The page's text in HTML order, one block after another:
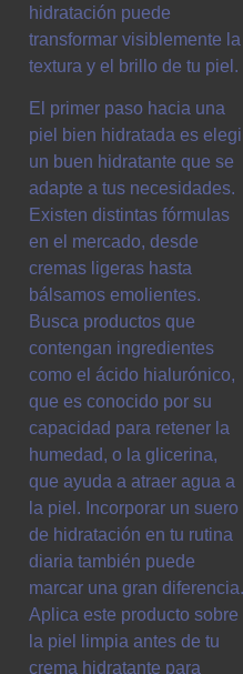
hidratación puede
transformar visiblemente la
textura y el brillo de tu piel.
El primer paso hacia una
piel bien hidratada es
un buen hidratante que se
adapte a tus necesidades.
Existen distintas fórmulas
en el mercado, desde
cremas ligeras hasta
bálsamos emolientes.
Busca productos que
contengan ingredientes
como el ácido hialurónico,
que es conocido por su
capacidad para retener la
humedad, o la glicerina,
que ayuda a atraer agua a
la piel. Incorporar un suero
de hidratación en tu rutina
diaria también puede
marcar una gran diferencia.
Aplica este producto sobre
la piel limpia antes de tu
crema hidratante para